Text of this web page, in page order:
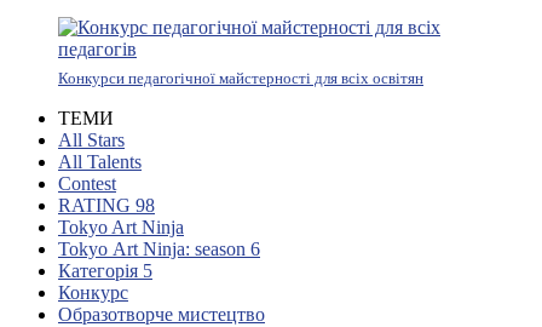
Конкурси педагогічної майстерності для всіх освітян
ТЕМИ
All Stars
All Talents
Contest
RATING 98
Tokyo Art Ninja
Tokyo Art Ninja: season 6
Категорія 5
Конкурс
Образотворче мистецтво